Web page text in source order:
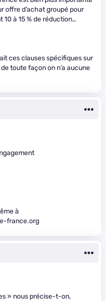
offre d’achat groupé pour
10 à 15 % de réduction…
ces clauses spécifiques sur
toute façon on n’a aucune
à
france.org
» nous précise-t-on,